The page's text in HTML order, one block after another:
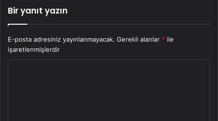
Bir yanıt yazın
E-posta adresiniz yayınlanmayacak. Gerekli alanlar * ile
işaretlenmişlerdir